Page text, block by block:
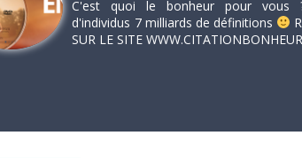
C'est quoi le bonheur pour vous
d'individus 7 milliards de définitions
SUR LE SITE